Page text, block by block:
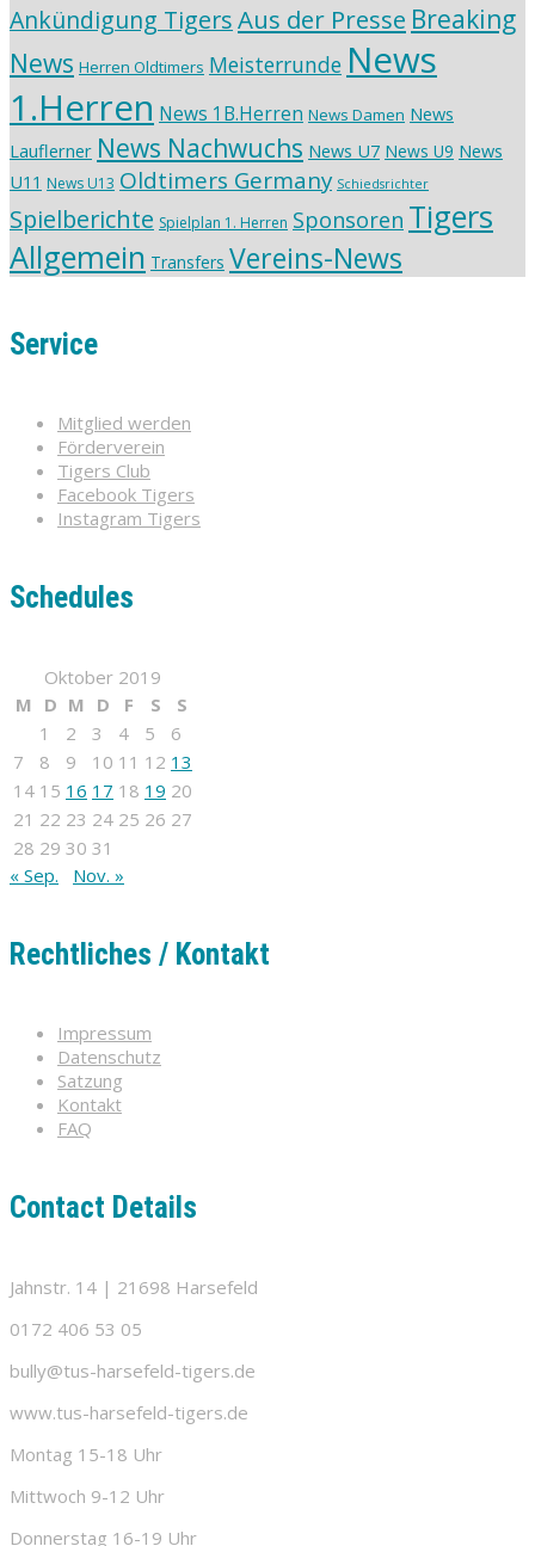
Ankündigung TigersAus der Presse Breaking
News Herren Oldtimers Meisterrunde News
1.Herren News 1B.Herren News Damen News
Lauflerner News Nachwuchs News U7 News U9 News
U11 News U13 Oldtimers Germany Schiedsrichter
Spielberichte Spielplan 1. Herren Sponsoren Tigers
Allgemein Transfers Vereins-News
Service
Mitglied werden
Förderverein
Tigers Club
Facebook Tigers
Instagram Tigers
Schedules
Oktober 2019
M D M D F S
S
1
2 3 4 5
6
7
8 9 10 11 12 13
14 15 16 17 18 19 20
21 22 23 24 25 26 27
28 29 30 31
« Sep.
Nov. »
Rechtliches / Kontakt
Impressum
Datenschutz
Satzung
Kontakt
FAQ
Contact Details
Jahnstr. 14 | 21698 Harsefeld
0172 406 53 05
bully@tus-harsefeld-tigers.de
www.tus-harsefeld-tigers.de
Montag 15-18 Uhr
Mittwoch 9-12 Uhr
Donnerstag 16-19 Uhr